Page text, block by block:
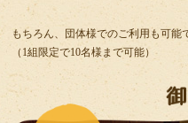
もちろん、団体様でのご利用も可能
（1組限定で10名様まで可能）